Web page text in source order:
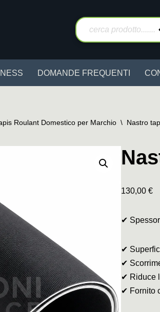
DOMANDE FREQUENTI
Roulant Domestico per Marchio \ Nastro
130,00 €
✔
✔
✔
✔ Riduce
✔ Fornito